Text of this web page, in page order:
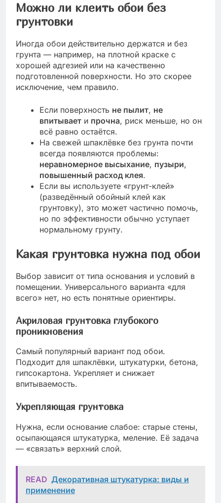
Можно ли клеить обои без
грунтовки
Иногда обои действительно держатся и без
грунта — например, на плотной краске с
хорошей адгезией или на качественно
подготовленной поверхности. Но это скорее
исключение, чем правило.
Если поверхность не пылит, не
впитывает и прочна, риск меньше, но он
всё равно остаётся.
На свежей шпаклёвке без грунта почти
всегда появляются проблемы:
неравномерное высыхание, пузыри,
повышенный расход клея.
Если вы используете «грунт-клей»
(разведённый обойный клей как
грунтовку), это может частично помочь,
но по эффективности обычно уступает
нормальному грунту.
Какая грунтовка нужна под обои
Выбор зависит от типа основания и условий в
помещении. Универсального варианта «для
всего» нет, но есть понятные ориентиры.
Акриловая грунтовка глубокого
проникновения
Самый популярный вариант под обои.
Подходит для шпаклёвки, штукатурки, бетона,
гипсокартона. Укрепляет и снижает
впитываемость.
Укрепляющая грунтовка
Нужна, если основание слабое: старые стены,
осыпающаяся штукатурка, меление. Её задача
— «связать» верхний слой.
READ Декоративная штукатурка: виды и
применение